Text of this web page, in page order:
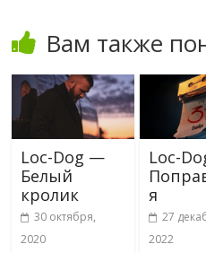
Вам также
Loc-Dog —
Белый
кролик
30 октября,
2020
Loc-
я
27
2022